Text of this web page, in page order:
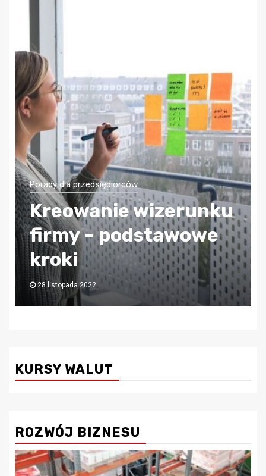
Porady dla przedsiębiorców
Jak zapewnić sobie
bezpieczeństwo
finansowe firmy?
Wybierz odpowiednią
księgową!
6 lipca 2022
KURSY WALUT
ROZWÓJ BIZNESU